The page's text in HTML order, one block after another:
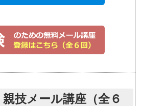
親技メール講座（全６